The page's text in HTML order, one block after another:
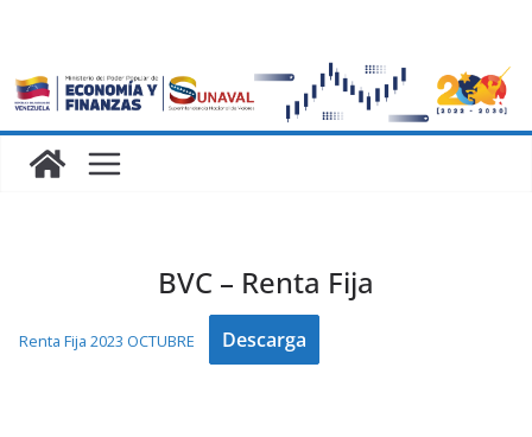
BVC – Renta Fija
Renta Fija 2023 OCTUBRE Descarga